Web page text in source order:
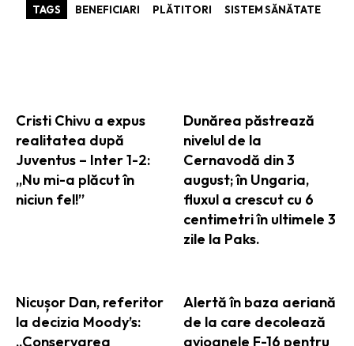
Cristi Chivu a expus
realitatea după
Juventus – Inter 1-2:
„Nu mi-a plăcut în
niciun fel!”
Dunărea păstrează
nivelul de la
Cernavodă din 3
august; în Ungaria,
fluxul a crescut cu 6
centimetri în ultimele 3
zile la Paks.
Nicușor Dan, referitor
la decizia Moody’s:
„Conservarea
Alertă în baza aeriană
de la care decolează
avioanele F-16 pentru
TAGS BENEFICIARI PLĂTITORI SISTEM SĂNĂTATE